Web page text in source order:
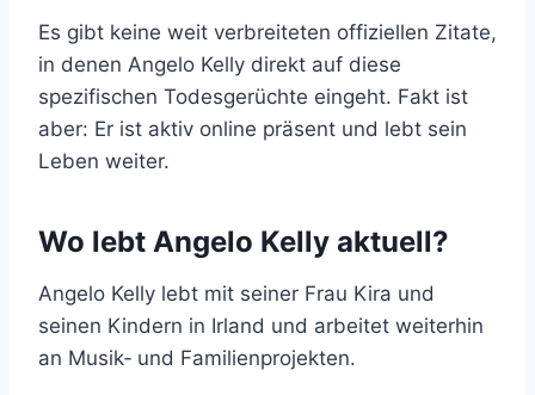
Es gibt keine weit verbreiteten offiziellen Zitate,
in denen Angelo Kelly direkt auf diese
spezifischen Todesgerüchte eingeht. Fakt ist
aber: Er ist aktiv online präsent und lebt sein
Leben weiter.
Wo lebt Angelo Kelly aktuell?
Angelo Kelly lebt mit seiner Frau Kira und
seinen Kindern in Irland und arbeitet weiterhin
an Musik‑ und Familienprojekten.